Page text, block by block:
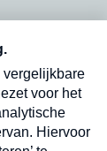
in
Verzend